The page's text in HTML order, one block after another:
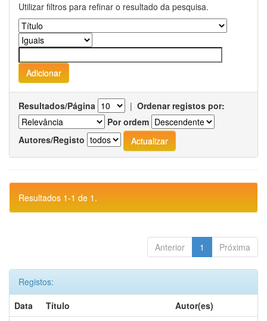
Utilizar filtros para refinar o resultado da pesquisa.
Resultados/Página | Ordenar registos por:
Por ordem
Autores/Registo
Resultados 1-1 de 1.
Anterior 1 Próxima
Registos:
Data
Título
Autor(es)